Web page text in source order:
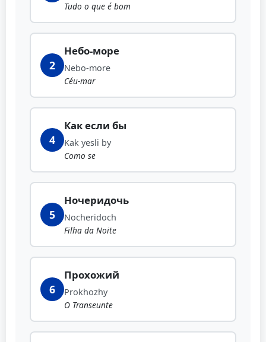
Tudo o que é bom
2
Небо-море
Nebo-more
Céu-mar
4
Как если бы
Kak yesli by
Como se
5
Ночеридочь
Nocheridoch
Filha da Noite
6
Прохожий
Prokhozhy
O Transeunte